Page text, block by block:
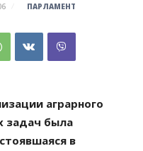
ПАРЛАМЕНТ
аграрного
задач была
в